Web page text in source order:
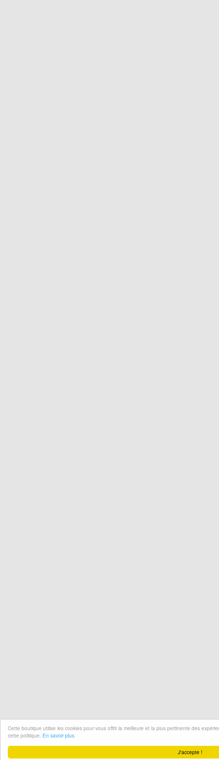
J'accepte !
Cette boutique utilise les cookies pour vous offrir la meilleure et la plus pertinente des
cette politique. En savoir plus